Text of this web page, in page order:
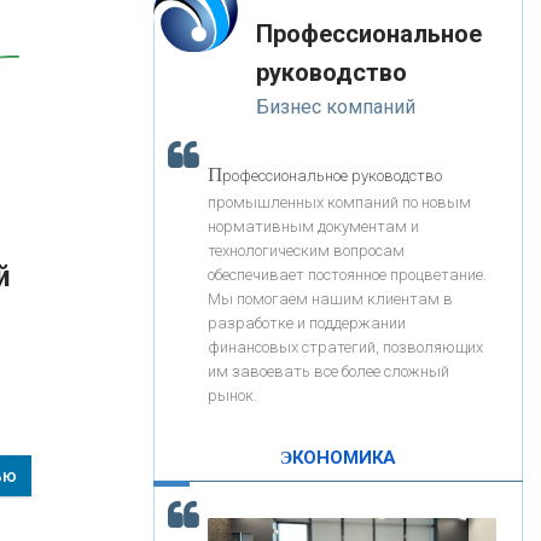
«ЗАПСИБКОМБАНК»
«РОСЕВРОБАНК»
«ПРЕСС-СЛУЖБА ВТБ24»
«АВТОГРАДБАНК»
«ПРОМРЕГИОНБАНК»
ОНАС
КОНТАКТЫ
корость - один из главных трендов в
кредитовании бизнеса - «Интервью»
-- Лучшее, что можно сделать с хорошим советом, это
пропустить его мимо ушей. Он никогда не бывает
полезен никому, кроме того, кто его дал.
-- Люблю давать советы и очень не люблю, когда их
дают мне.
Профессиональное
руководство
Бизнес компаний
Профессиональное руководство
промышленных компаний по новым
нормативным документам и
технологическим вопросам
обеспечивает постоянное процветание.
Мы помогаем нашим клиентам в
разработке и поддержании
финансовых стратегий, позволяющих
им завоевать все более сложный
рынок.
ЭКОНОМИКА